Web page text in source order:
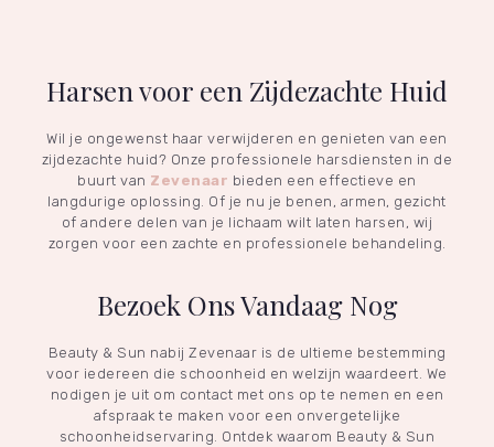
Harsen voor een Zijdezachte Huid
Wil je ongewenst haar verwijderen en genieten van een
zijdezachte huid? Onze professionele harsdiensten in de
buurt van Zevenaar bieden een effectieve en
langdurige oplossing. Of je nu je benen, armen, gezicht
of andere delen van je lichaam wilt laten harsen, wij
zorgen voor een zachte en professionele behandeling.
Bezoek Ons Vandaag Nog
Beauty & Sun nabij Zevenaar is de ultieme bestemming
voor iedereen die schoonheid en welzijn waardeert. We
nodigen je uit om contact met ons op te nemen en een
afspraak te maken voor een onvergetelijke
schoonheidservaring. Ontdek waarom Beauty & Sun